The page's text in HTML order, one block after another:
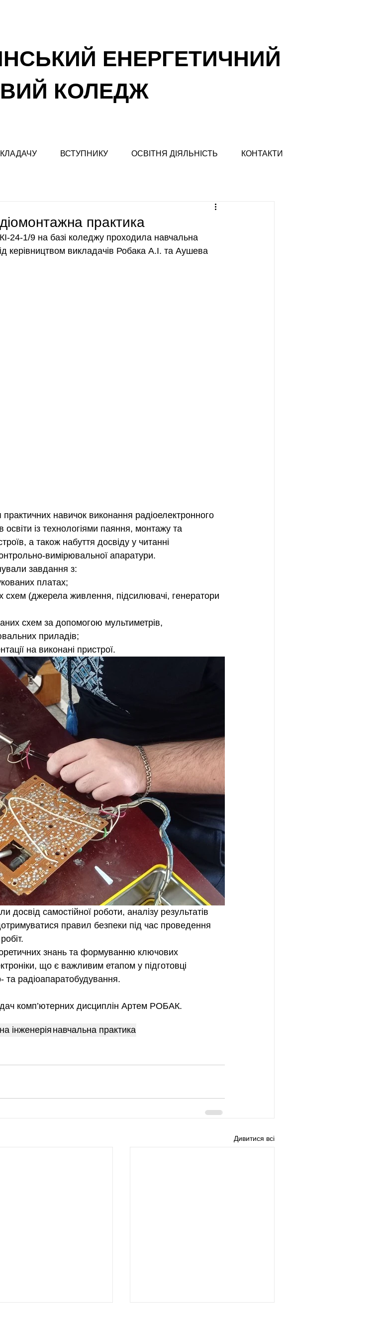
ЕНЕРГЕТИЧНИЙ
КОЛЕДЖ
ВСТУПНИКУ ОСВІТНЯ ДІЯЛЬНІСТЬ КОНТАКТИ
практика
24-1/9 на базі коледжу проходила навчальна
керівництвом викладачів Робака А.І. та Аушева
навичок виконання радіоелектронного
із технологіями паяння, монтажу та
а також набуття досвіду у читанні
вимірювальної апаратури.
завдання з:
платах;
схем (джерела живлення, підсилювачі, генератори
схем за допомогою мультиметрів,
приладів;
на виконані пристрої.
досвід самостійної роботи, аналізу результатів
правил безпеки під час проведення
знань та формуванню ключових
що є важливим етапом у підготовці
та радіоапаратобудування.
комп’ютерних дисциплін Артем РОБАК.
інженеріянавчальна практика
Дивитися всі